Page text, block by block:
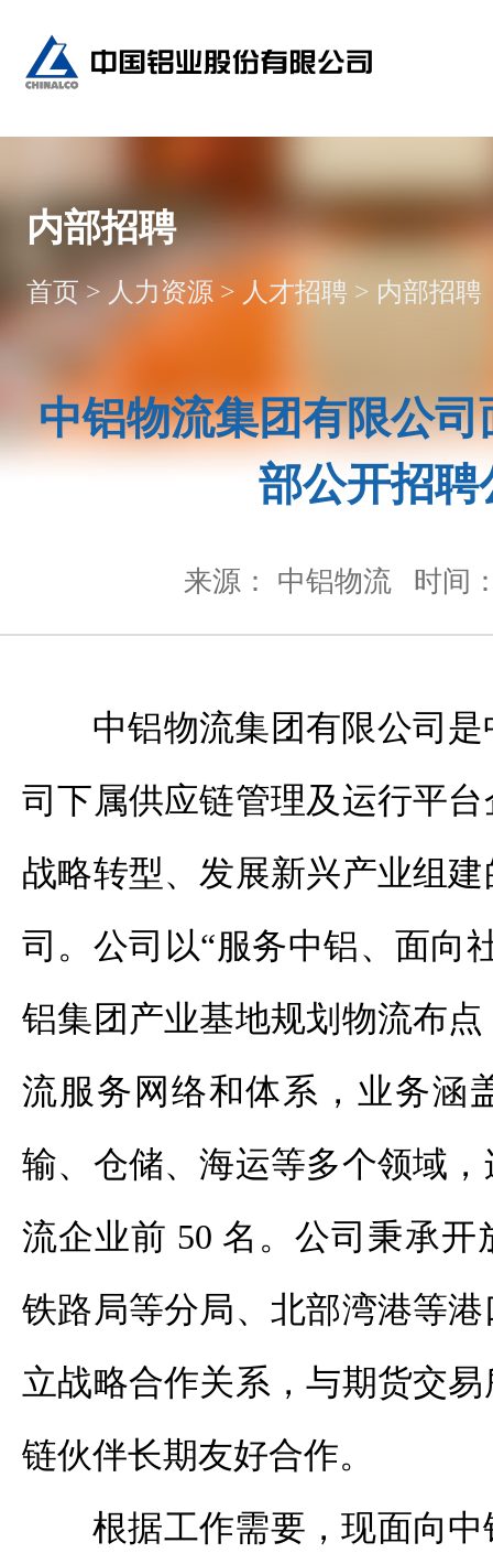
内部招聘
首页 > 人力资源 > 人才招聘 > 内部招聘
中铝物流集团有限公
部公开招聘
来源： 中铝物流 时间
中铝物流集团有限公司
司下属供应链管理及运行平
战略转型、发展新兴产业组
司。公司以“服务中铝、面向
铝集团产业基地规划物流布
流服务网络和体系，业务涵
输、仓储、海运等多个领域
流企业前 50 名。公司秉承
铁路局等分局、北部湾港等
立战略合作关系，与期货交
链伙伴长期友好合作。
根据工作需要，现面向